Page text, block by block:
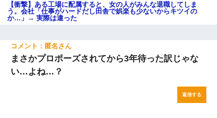
【衝撃】ある工場に配属すると、女の人がみんな退職してしま
う。会社「仕事がハードだし田舎で娯楽も少ないからキツイの
か…」→ 実際は違った
匿名
まさかプロポーズされてから3年待った訳じゃな
い…よね…？
返信する